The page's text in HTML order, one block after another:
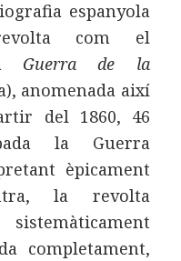
espanyola
com el
Guerra de la
anomenada així
del 1860, 46
la Guerra
èpicament
la revolta
completament,